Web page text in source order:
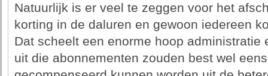
Natuurlijk is er veel te zeggen voor het
korting in de daluren en gewoon iedereen
Dat scheelt een enorme hoop administratie
uit die abonnementen zouden best wel